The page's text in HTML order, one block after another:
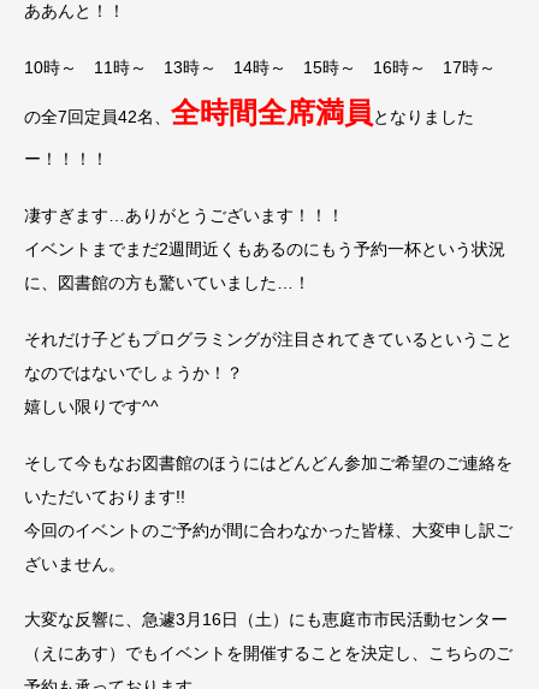
ああんと！！
10時～ 11時～ 13時～ 14時～ 15時～ 16時～ 17時～
の全7回定員42名、 全時間全席満員 となりました
ー！！！！
凄すぎます…ありがとうございます！！！
イベントまでまだ2週間近くもあるのにもう予約一杯という状況
に、図書館の方も驚いていました…！
それだけ子どもプログラミングが注目されてきているということ
なのではないでしょうか！？
嬉しい限りです^^
そして今もなお図書館のほうにはどんどん参加ご希望のご連絡を
いただいております!!
今回のイベントのご予約が間に合わなかった皆様、大変申し訳ご
ざいません。
大変な反響に、急遽3月16日（土）にも恵庭市市民活動センター
（えにあす）でもイベントを開催することを決定し、こちらのご